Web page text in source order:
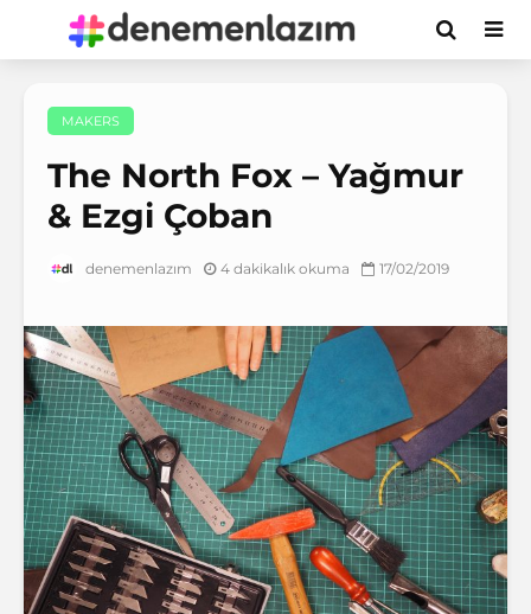
MAKERS
The North Fox – Yağmur
& Ezgi Çoban
denemenlazım 4 dakikalık okuma 17/02/2019